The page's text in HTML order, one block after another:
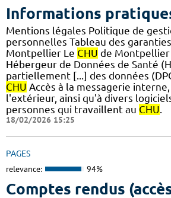
Informations
Mentions légales Politique de
personnelles Tableau des garanties
Montpellier Le CHU de
Hébergeur de Données de Santé
partiellement [...] des données
CHU Accès à la messagerie
l'extérieur, ainsi qu'à divers
personnes qui travaillent au CHU.
18/02/2026 15:25
PAGES
relevance: 94%
Comptes rendus